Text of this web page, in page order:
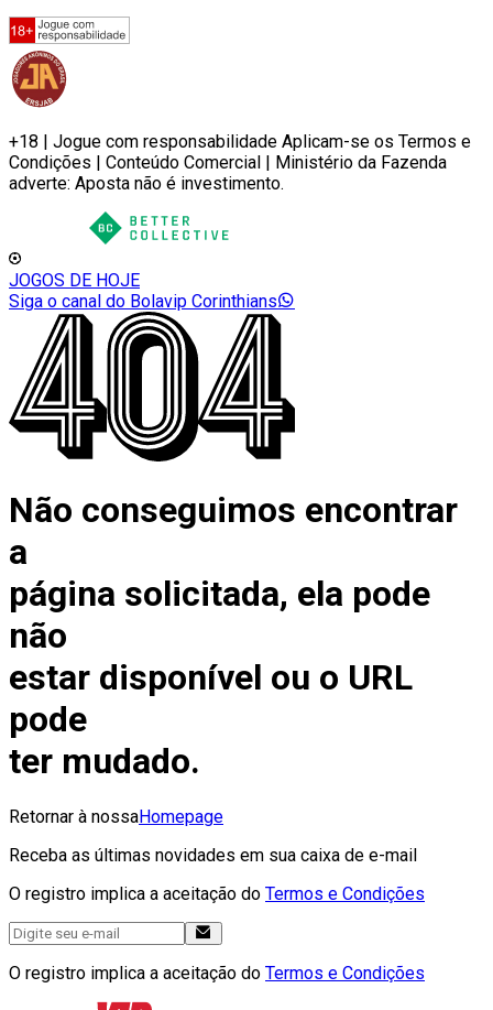
+18 | Jogue com responsabilidade Aplicam-se os Termos e
Condições | Conteúdo Comercial | Ministério da Fazenda
adverte: Aposta não é investimento.
JOGOS DE HOJE
Siga o canal do Bolavip Corinthians
Não conseguimos encontrar
a
página solicitada, ela pode
não
estar disponível ou o URL
pode
ter mudado.
Retornar à nossaHomepage
Receba as últimas novidades em sua caixa de e-mail
O registro implica a aceitação do Termos e Condições
O registro implica a aceitação do Termos e Condições